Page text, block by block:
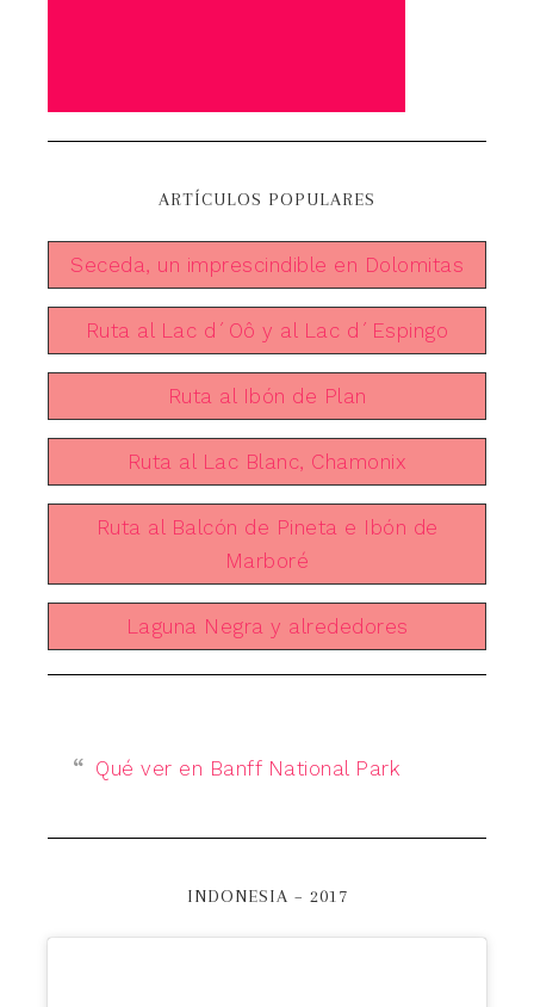
ARTÍCULOS POPULARES
Seceda, un imprescindible en Dolomitas
Ruta al Lac d´Oô y al Lac d´Espingo
Ruta al Ibón de Plan
Ruta al Lac Blanc, Chamonix
Ruta al Balcón de Pineta e Ibón de
Marboré
Laguna Negra y alrededores
Qué ver en Banff National Park
INDONESIA – 2017